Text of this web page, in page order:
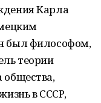
Карла
был философом,
теории
общества,
в СССР,